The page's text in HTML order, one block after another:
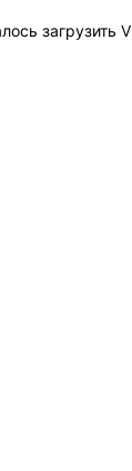
загрузить